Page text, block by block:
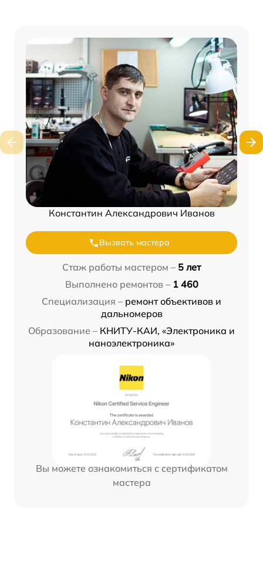
Константин Александрович Иванов
Вызвать мастера
Стаж работы мастером – 5 лет
Выполнено ремонтов – 1 460
Специализация – ремонт объективов и
дальномеров
Образование – КНИТУ-КАИ, «Электроника и
наноэлектроника»
Вы можете ознакомиться с сертификатом
мастера